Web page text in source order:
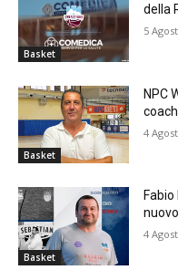
Basket
della
5
Basket
NPC
coach
4
Basket
4